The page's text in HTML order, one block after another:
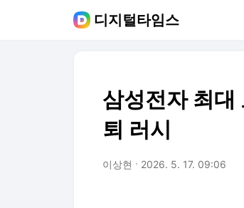
디지털타임스
삼성전자 최대
퇴 러시
이상현 2026. 5. 17. 09:06